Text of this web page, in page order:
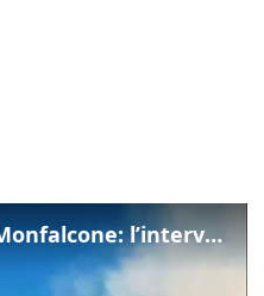
Incendio tra Duino e Monfalcone: l’intervento dei vigili del fuoco